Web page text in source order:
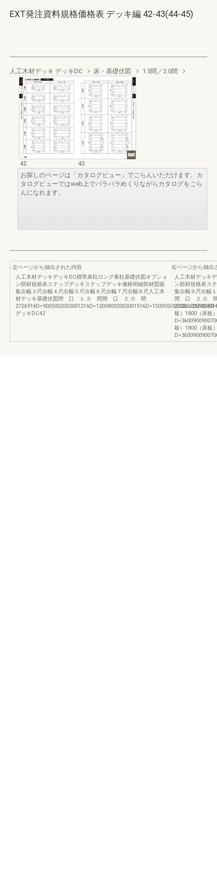
EXT発注資料規格価格表 デッキ編 42-43(44-45)
人工木材デッキ デッキDC 床・基礎伏図 1.5間／2.0間
42
43
お探しのページは「カタログビュー」でごらんいただけます。カ
タログビューではweb上でパラパラめくりながらカタログをごら
んになれます。
左ページから抽出された内容
人工木材デッキデッキDC標準束柱ロング束柱基礎伏図オプショ
ン部材規格表ステップデッキステップデッキ価格明細部材図面
集出幅３尺出幅４尺出幅５尺出幅６尺出幅７尺出幅８尺人工木
材デッキ基礎伏図間 口 １.５ 間間 口 ２.０ 間
デッキDC42
右ページから抽出
人工木材デッキ
ン部材規格表ス
集出幅９尺出幅
間 口 ２.０
板）1800（床板
板）1800（床板